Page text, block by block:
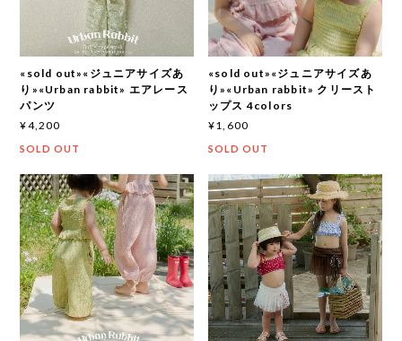
«sold out»«ジュニアサイズあ
り»«Urban rabbit» エアレース
パンツ
¥4,200
SOLD OUT
«sold out»«ジュニアサイズあ
り»«Urban rabbit» クリースト
ップス 4colors
¥1,600
SOLD OUT